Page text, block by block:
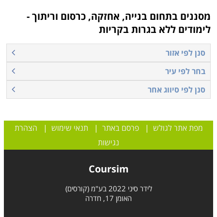
אנשי הצוות להגיע לשיתוף פעולה מקסימאלי. קורס ניהול
פרויקטים מעניק את הידע הנדרש לשם ניהול נכון, תוך
התחשבות בשיקולי תקציב, זמן, וכוח האדם העומדים לרשות
הפרויקט בהתאם לתכנית עבודה מסודרת ומאורגנת מראש.
למי מתאימים הלימודים
לאדריכלים כקורס העשרה וכן למי שמעוניין לרכוש מקצוע
רווחי דינמי ומרתק וכן להרחיב את אפשרויות התעסוקה.
הקורס דורש רקע כלשהו בתחום ומתאים לאלו הרואים
עצמם כבעלי יכולת לפקח, לנהל צוות של אנשים, לעמוד
ביעדים ומטרות מוגדרים ולהקפיד על כללי ונהלי בטיחות.
מסננים בתחום בנייה, אחזקה, כרסום וריתוך -
לימודים ללא בגרות בקריות
סנן לפי אזור
בחר לפי עיר
סנן לפי סיווג אחר
מפת אתר לגולש |פרסם באתר | תנאי שימוש | הצהרת
נגישות
Coursim
לידר סיני 2022 בע"מ (קורסים)
האומן 17, חדרה